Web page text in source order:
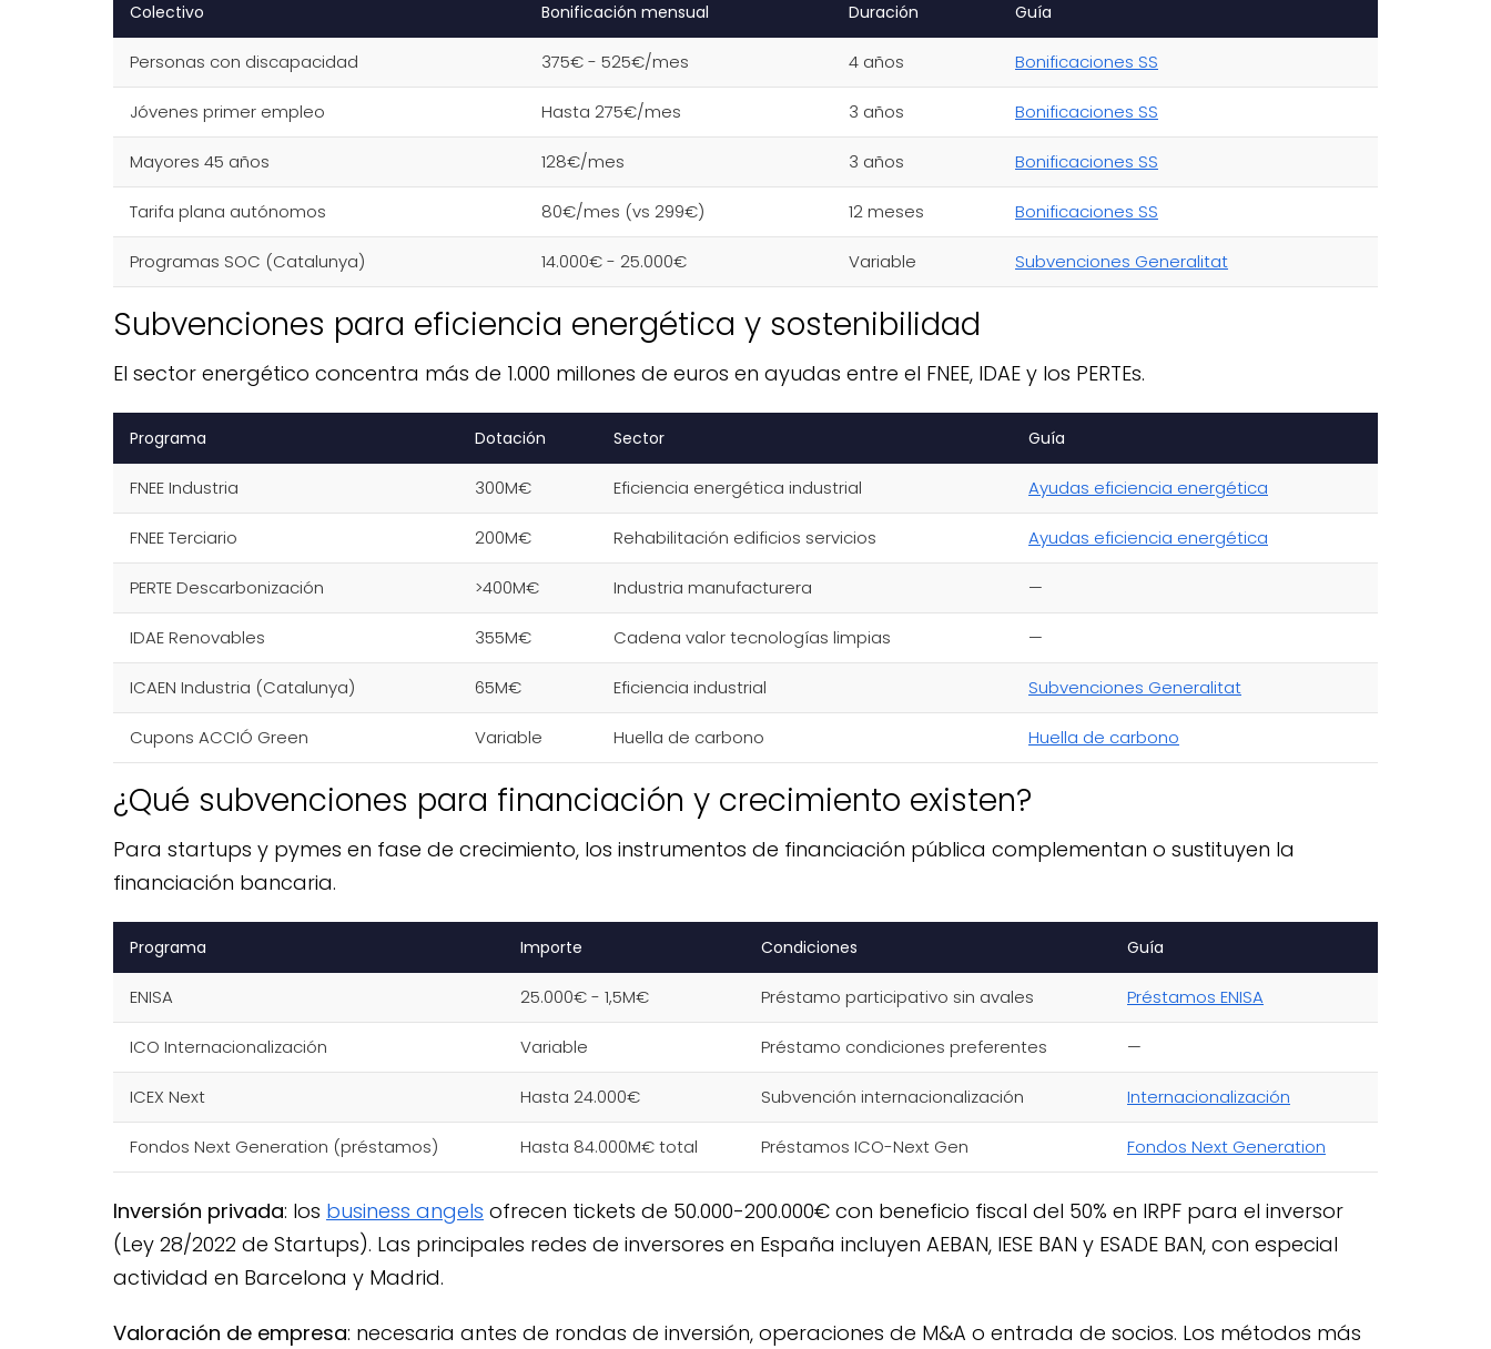
Colectivo Bonificación mensual Duración Guía
Personas con discapacidad 375€ - 525€/mes 4 años Bonificaciones SS
Jóvenes primer empleo Hasta 275€/mes 3 años Bonificaciones SS
Mayores 45 años 128€/mes 3 años Bonificaciones SS
Tarifa plana autónomos 80€/mes (vs 299€) 12 meses Bonificaciones SS
Programas SOC (Catalunya) 14.000€ - 25.000€ Variable Subvenciones Generalitat
Subvenciones para eficiencia energética y sostenibilidad
El sector energético concentra más de 1.000 millones de euros en ayudas entre el FNEE, IDAE y los PERTEs.
Programa Dotación Sector Guía
FNEE Industria 300M€ Eficiencia energética industrial Ayudas eficiencia energética
FNEE Terciario 200M€ Rehabilitación edificios servicios Ayudas eficiencia energética
PERTE Descarbonización >400M€ Industria manufacturera —
IDAE Renovables 355M€ Cadena valor tecnologías limpias —
ICAEN Industria (Catalunya) 65M€ Eficiencia industrial Subvenciones Generalitat
Cupons ACCIÓ Green Variable Huella de carbono Huella de carbono
¿Qué subvenciones para financiación y crecimiento existen?
Para startups y pymes en fase de crecimiento, los instrumentos de financiación pública complementan o sustituyen la
financiación bancaria.
Programa Importe Condiciones Guía
ENISA 25.000€ - 1,5M€ Préstamo participativo sin avales Préstamos ENISA
ICO Internacionalización Variable Préstamo condiciones preferentes —
ICEX Next Hasta 24.000€ Subvención internacionalización Internacionalización
Fondos Next Generation (préstamos) Hasta 84.000M€ total Préstamos ICO-Next Gen Fondos Next Generation
Inversión privada: los business angels ofrecen tickets de 50.000-200.000€ con beneficio fiscal del 50% en IRPF para el inversor
(Ley 28/2022 de Startups). Las principales redes de inversores en España incluyen AEBAN, IESE BAN y ESADE BAN, con especial
actividad en Barcelona y Madrid.
Valoración de empresa: necesaria antes de rondas de inversión, operaciones de M&A o entrada de socios. Los métodos más